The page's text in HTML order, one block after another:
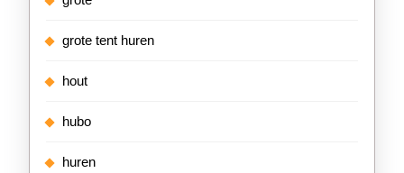
grote tent huren
hout
hubo
huren